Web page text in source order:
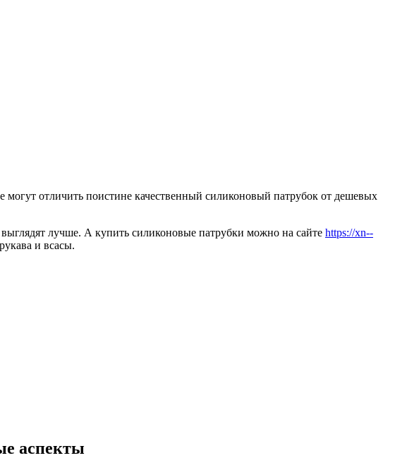
могут отличить поистине качественный силиконовый патрубок от дешевых
лучше. А купить силиконовые патрубки можно на сайте https://xn--
и всасы.
аспекты